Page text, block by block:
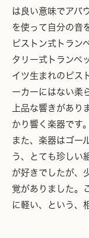
は良い意味でアバ
を使って自分の音
ピストン式トラン
タリー式トランペ
イツ生まれのピス
ーカーにはない柔
上品な響きがあり
かり響く楽器です。
また、楽器はゴー
う、とても珍しい
が好きでしたが、
覚がありました。
に軽い、という、